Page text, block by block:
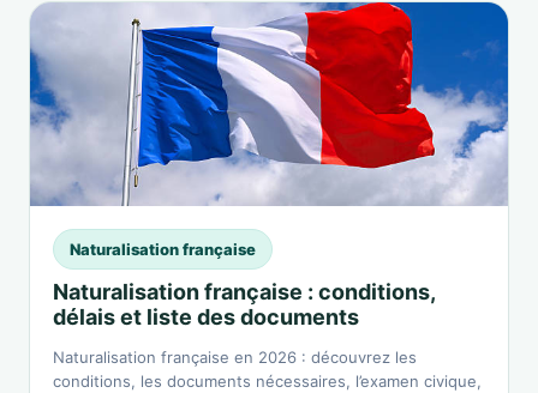
Naturalisation française
Naturalisation française : conditions,
délais et liste des documents
Naturalisation française en 2026 : découvrez les
conditions, les documents nécessaires, l’examen civique,